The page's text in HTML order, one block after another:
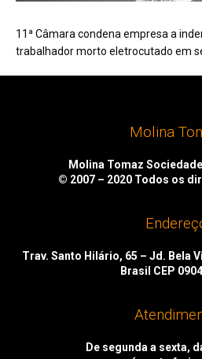
11ª Câmara condena empresa a
trabalhador morto eletrocutado em
Molina
Molina Tomaz
© 2007 – 2020 Todos os
Trav. Santo Hilário, 65 – Jd. Bela
Brasil CEP
De segunda a sexta,